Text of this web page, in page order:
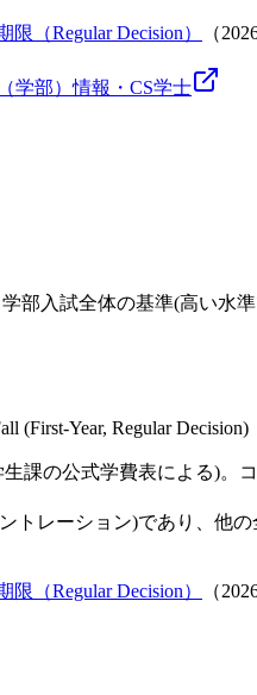
限（Regular Decision） （
学部）情報・CS学士
部入試全体の基準(高い
(First-Year, Regular Decision)
課の公式学費表による)
トレーション)であり、他
限（Regular Decision） （